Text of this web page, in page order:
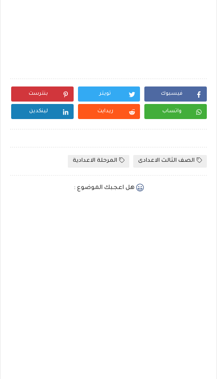
فيسبوك تويتر بنترست
واتساب ريدايت لينكدين
الصف الثالث الاعدادى المرحلة الاعدادية
هل اعجبك الموضوع :